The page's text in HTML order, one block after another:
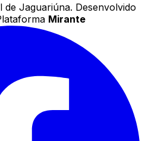
de Jaguariúna. Desenvolvido
Mirante